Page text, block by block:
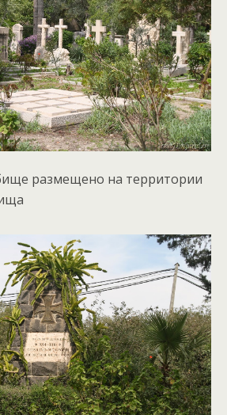
размещено на территории